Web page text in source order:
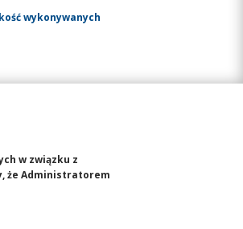
wykonywanych
w związku z
że Administratorem